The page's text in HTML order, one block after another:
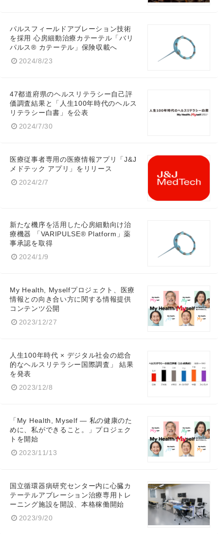
パルスフィールドアブレーション技術
を採用 心房細動治療カテーテル「バリ
パルス® カテーテル」保険収載へ
2024/8/23
47都道府県のヘルスリテラシー自己評
価調査結果と「人生100年時代のヘルス
リテラシー白書」を公表
2024/7/30
医療従事者専用の医療情報アプリ「J&J
メドテック アプリ」をリリース
2024/2/7
新たな機序を活用した心房細動向け治
療機器 「VARIPULSE® Platform」薬
事承認を取得
2024/1/9
My Health, Myselfプロジェクト、医療
情報との向き合い方に関する情報提供
コンテンツ公開
2023/12/27
人生100年時代 × デジタル社会の総合
的なヘルスリテラシー国際調査」 結果
を発表
2023/12/8
「My Health, Myself ― 私の健康のた
めに、私ができること。」プロジェク
トを開始
2023/11/13
国立循環器病研究センター内に心臓カ
テーテルアブレーション治療専用トレ
ーニング施設を開設、本格稼働開始
2023/9/20